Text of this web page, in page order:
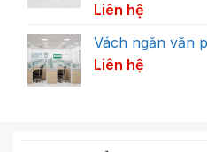
5.00trên 5
dựa trên
1
đánh giá
Liên hệ
Vách ngăn văn
Liên hệ